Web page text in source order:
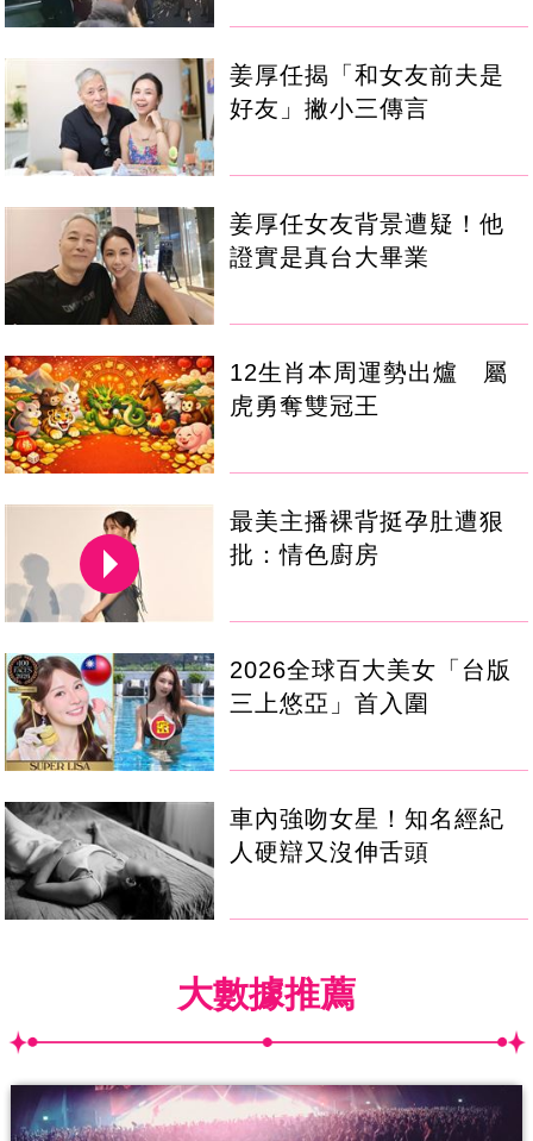
姜厚任揭「和女友前夫是
好友」撇小三傳言
姜厚任女友背景遭疑！他
證實是真台大畢業
12生肖本周運勢出爐 屬
虎勇奪雙冠王
最美主播裸背挺孕肚遭狠
批：情色廚房
2026全球百大美女「台版
三上悠亞」首入圍
車內強吻女星！知名經紀
人硬辯又沒伸舌頭
大數據推薦